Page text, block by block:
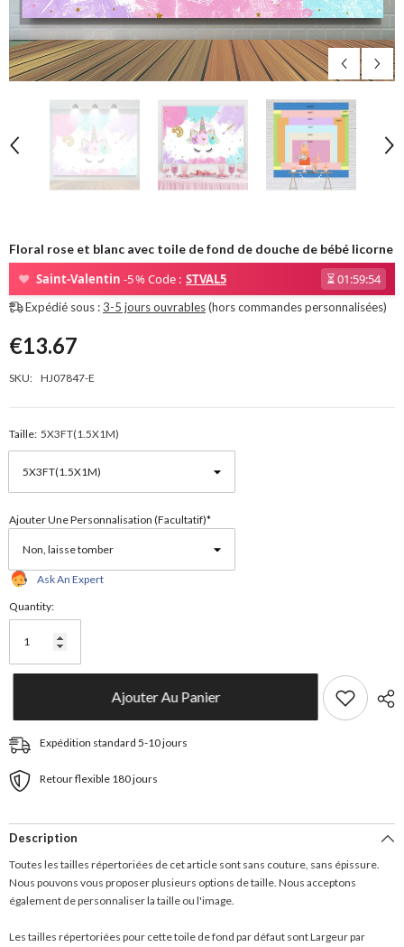
Floral rose et blanc avec toile de fond de douche de bébé licorne
❤ Saint-Valentin -5 % Code : STVAL5 ⏳01:59:53
Expédié sous :3-5 jours ouvrables(hors commandes personnalisées)
€13.67
SKU: HJ07847-E
Taille: 5X3FT(1.5X1M)
Ajouter Une Personnalisation (facultatif)*
Ask An Expert
Quantity:
Ajouter Au Panier
Expédition standard 5-10 jours
Retour flexible 180 jours
Description
Toutes les tailles répertoriées de cet article sont sans couture, sans épissure.
Nous pouvons vous proposer plusieurs options de taille. Nous acceptons
également de personnaliser la taille ou l'image.
Les tailles répertoriées pour cette toile de fond par défaut sont Largeur par